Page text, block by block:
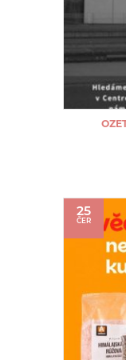
25
ČER